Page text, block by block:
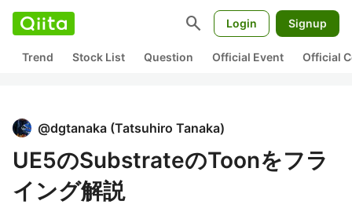
search Login Signup
Trend Stock List Question Official Event Official
@dgtanaka (Tatsuhiro Tanaka)
UE5のSubstrateのToonをフラ
イング解説